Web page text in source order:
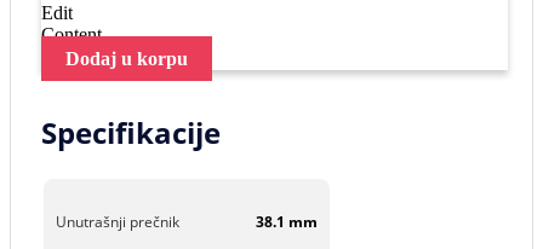
Edit
Content
Dodaj u korpu
Specifikacije
Unutrašnji prečnik 38.1 mm